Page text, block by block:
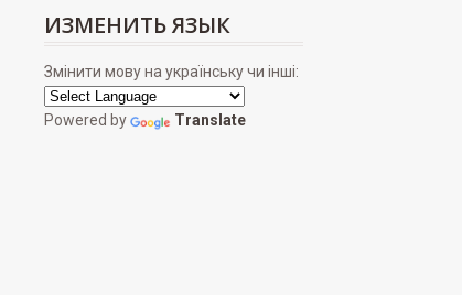
ИЗМЕНИТЬ ЯЗЫК
Змінити мову на українську чи інші:
Powered by Translate